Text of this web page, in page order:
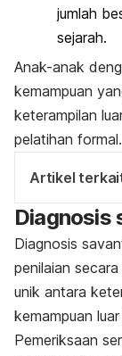
jumlah
sejarah.
Anak-anak
kemampuan
keterampilan
pelatihan formal.
Artikel
Diagnosis
Diagnosis
penilaian
unik antara
kemampuan
Pemeriksaan